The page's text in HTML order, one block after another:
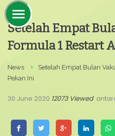
Setelah Empat
Formula 1 Restart
News
Setelah Empat Bulan
Pekan Ini
30 June 2020 12073 Viewed